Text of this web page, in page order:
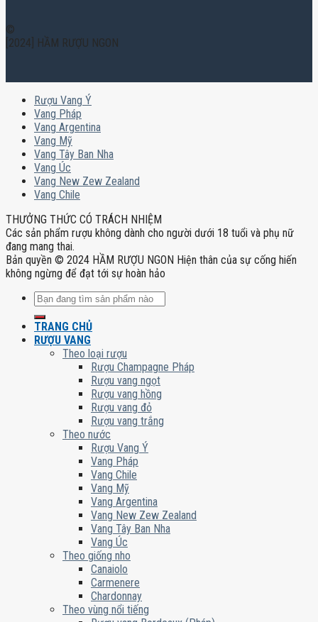
©
[2024] HẦM RƯỢU NGON
Rượu Vang Ý
Vang Pháp
Vang Argentina
Vang Mỹ
Vang Tây Ban Nha
Vang Úc
Vang New Zew Zealand
Vang Chile
THƯỞNG THỨC CÓ TRÁCH NHIỆM
Các sản phẩm rượu không dành cho người dưới 18 tuổi và phụ nữ
đang mang thai.
Bản quyền © 2024 HẦM RƯỢU NGON Hiện thân của sự cống hiến
không ngừng để đạt tới sự hoàn hảo
Tìm
TRANG CHỦ
RƯỢU VANG
Theo loại rượu
Rượu Champagne Pháp
Rượu vang ngọt
Rượu vang hồng
Rượu vang đỏ
Rượu vang trắng
Theo nước
Rượu Vang Ý
Vang Pháp
Vang Chile
Vang Mỹ
Vang Argentina
Vang New Zew Zealand
Vang Tây Ban Nha
Vang Úc
Theo giống nho
Canaiolo
Carmenere
Chardonnay
Theo vùng nổi tiếng